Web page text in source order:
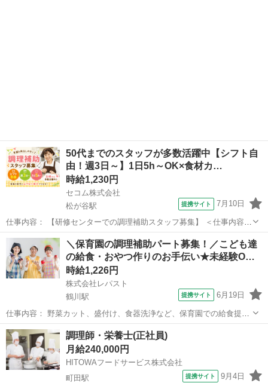
50代までのスタッフが多数活躍中【シフト自
由！週3日～】1日5h～OK×食材カ…
時給1,230円
セコム株式会社
松が谷駅
提携サイト 7月10日
仕事内容： 【研修センターでの調理補助スタッフ募集】 ＜仕事内容＞
・食材のカット ・簡単な盛り付け ・食器洗浄 など 簡単な調理補助が
メインなので 特別なスキルも必要なく 未経験・ブランクのある方も安
心して働ける環境で...
東京 町田市 松が谷駅 キッチン
＼保育園の調理補助パート募集！／こども達
の給食・おやつ作りのお手伝い★未経験O…
時給1,226円
株式会社レパスト
鶴川駅
提携サイト 6月19日
仕事内容： 野菜カット、盛付け、食器洗浄など、保育園での給食提供
です 食を通してこども達の成長をサポートしませんか！ 未経験の方で
もやっていただける内容です！ ご家庭でお料理される方でしたらすぐ
慣れていただけます 丁寧な研...
東京 町田市 鶴川駅 キッチン
調理師・栄養士(正社員)
月給240,000円
HITOWAフードサービス株式会社
町田駅
提携サイト 9月4日